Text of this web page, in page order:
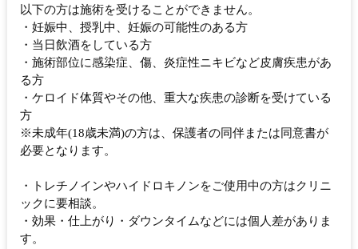
以下の方は施術を受けることができません。
・妊娠中、授乳中、妊娠の可能性のある方
・当日飲酒をしている方
・施術部位に感染症、傷、炎症性ニキビなど皮膚疾患があ
る方
・ケロイド体質やその他、重大な疾患の診断を受けている
方
※未成年(18歳未満)の方は、保護者の同伴または同意書が
必要となります。
・トレチノインやハイドロキノンをご使用中の方はクリニ
ックに要相談。
・効果・仕上がり・ダウンタイムなどには個人差がありま
す。